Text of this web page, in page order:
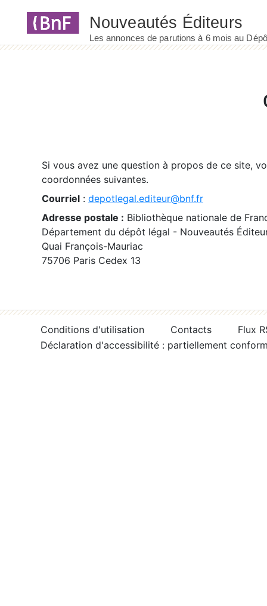
Si vous avez une question à propos de ce site,
coordonnées suivantes.
Courriel : depotlegal.editeur@bnf.fr
Adresse postale : Bibliothèque nationale de
Département du dépôt légal - Nouveautés
Quai François-Mauriac
75706 Paris Cedex 13
Conditions d'utilisation Contacts
Flux
Déclaration d'accessibilité : partiellement